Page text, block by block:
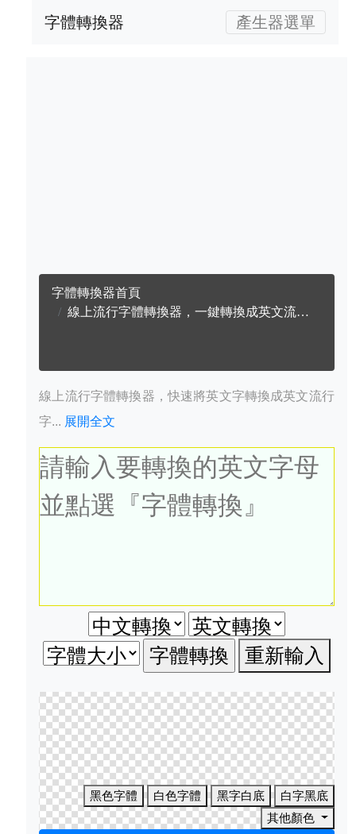
字體轉換器 產生器選單
字體轉換器首頁
線上流行字體轉換器，一鍵轉換成英文流行字體
線上流行字體轉換器，快速將英文字轉換成英文流行
字... 展開全文
重新輸入
黑色字體 白色字體 黑字白底
白字黑底
其他顏色